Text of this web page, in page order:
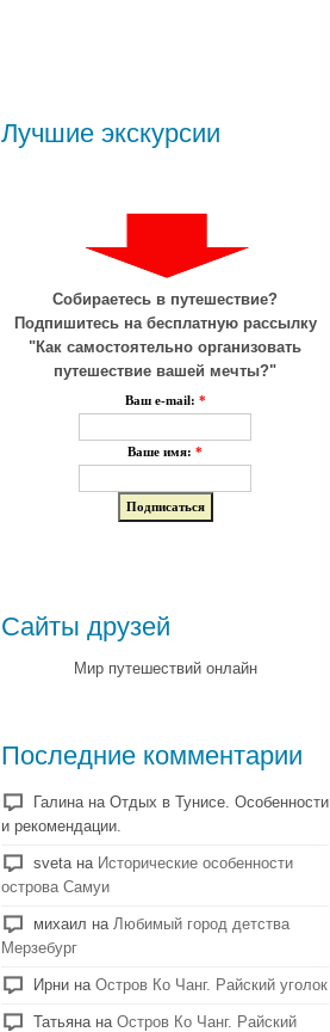
Лучшие экскурсии
Собираетесь в путешествие?
Подпишитесь на бесплатную рассылку
"Как самостоятельно организовать
путешествие вашей мечты?"
Ваш e-mail: *
Ваше имя: *
Сайты друзей
Мир путешествий онлайн
Последние комментарии
Галина на Отдых в Тунисе. Особенности
и рекомендации.
sveta на Исторические особенности
острова Самуи
михаил на Любимый город детства
Мерзебург
Ирни на Остров Ко Чанг. Райский уголок
Татьяна на Остров Ко Чанг. Райский